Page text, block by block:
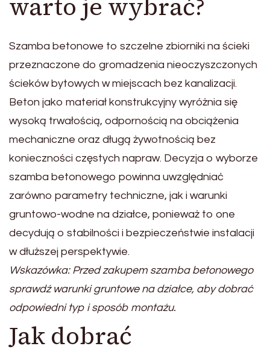
Szamba betonowe to szczelne zbiorniki na ścieki
przeznaczone do gromadzenia nieoczyszczonych
ścieków bytowych w miejscach bez kanalizacji.
Beton jako materiał konstrukcyjny wyróżnia się
wysoką trwałością, odpornością na obciążenia
mechaniczne oraz długą żywotnością bez
konieczności częstych napraw. Decyzja o wyborze
szamba betonowego powinna uwzględniać
zarówno parametry techniczne, jak i warunki
gruntowo-wodne na działce, ponieważ to one
decydują o stabilności i bezpieczeństwie instalacji
w dłuższej perspektywie.
Wskazówka: Przed zakupem szamba betonowego
sprawdź warunki gruntowe na działce, aby dobrać
odpowiedni typ i sposób montażu.
Jak dobrać